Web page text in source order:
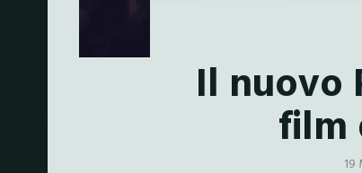
Il nuovo
film
19